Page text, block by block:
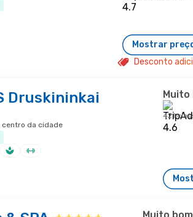
Mostrar
Desconto
Druskininkai
centro da cidade
Muito
421